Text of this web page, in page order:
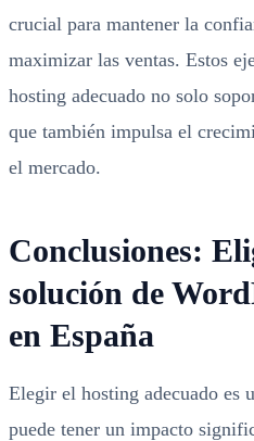
crucial para mantener la
maximizar las ventas. Estos
hosting adecuado no solo
que también impulsa el
el mercado.
Conclusiones:
solución de
en España
Elegir el hosting adecuado es
puede tener un impacto